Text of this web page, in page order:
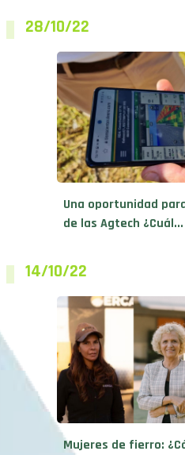
28/10/22
Una oportunidad
de las Agtech ¿Cuál...
14/10/22
Mujeres de fierro: